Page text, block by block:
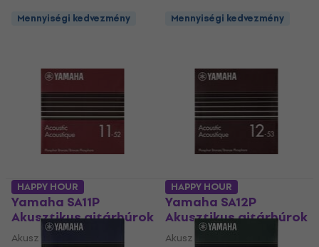
Mennyiségi kedvezmény
Yamaha SA11P
Akusztikus gitárhúrok
Akusztikus gitárhúrok
Mennyiségi kedvezmény
Yamaha SA12P
Akusztikus gitárhúrok
Akusztikus gitárhúrok
HAPPY HOUR HAPPY HOUR